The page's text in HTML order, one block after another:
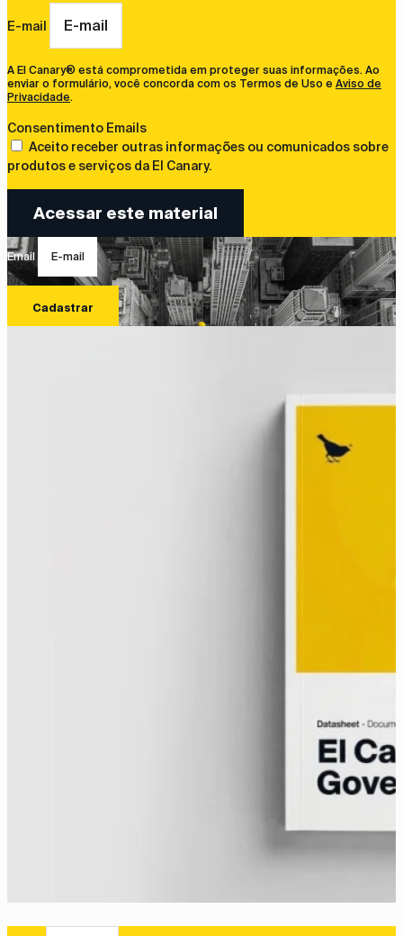
E-mail
A El Canary® está comprometida em proteger suas informações. Ao
enviar o formulário, você concorda com os Termos de Uso e Aviso de
Privacidade.
Consentimento Emails
Aceito receber outras informações ou comunicados sobre
produtos e serviços da El Canary.
Acessar este material
Email
Cadastrar